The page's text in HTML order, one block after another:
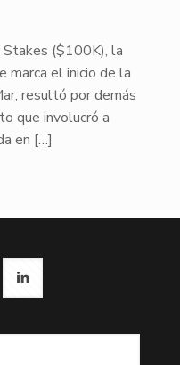
Stakes ($100K), la
marca el inicio de la
resultó por demás
que involucró a
en […]